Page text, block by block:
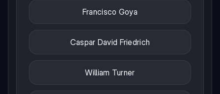
Francisco Goya
Caspar David Friedrich
William Turner